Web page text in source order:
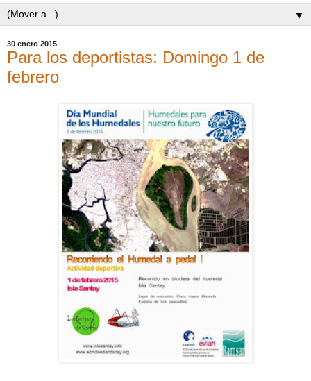
▼
30 enero 2015
Para los deportistas: Domingo 1 de
febrero